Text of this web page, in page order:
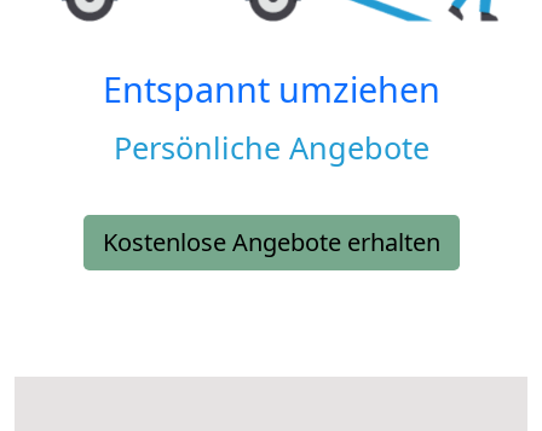
Entspannt umziehen
Persönliche Angebote
Kostenlose Angebote erhalten